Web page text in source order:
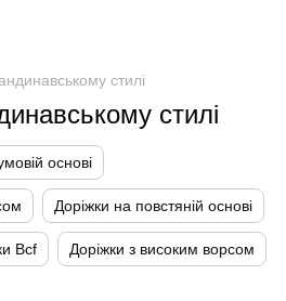
стилі
стилі
основі
Доріжки на повстяній основі
Bcf Доріжки з високим ворсом